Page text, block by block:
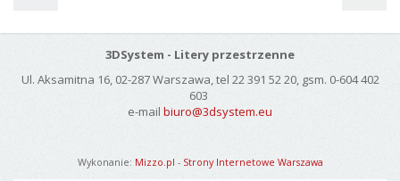
3DSystem - Litery przestrzenne
Ul. Aksamitna 16, 02-287 Warszawa, tel 22 391 52 20, gsm. 0-604 402
603
e-mail biuro@3dsystem.eu
Wykonanie: Mizzo.pl - Strony Internetowe Warszawa